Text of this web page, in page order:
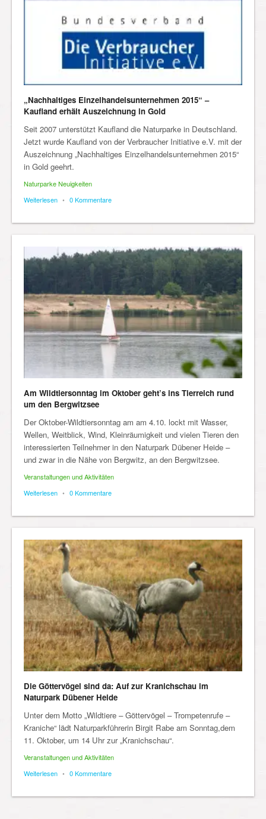
„Nachhaltiges Einzelhandelsunternehmen 2015“ –
Kaufland erhält Auszeichnung in Gold
Seit 2007 unterstützt Kaufland die Naturparke in Deutschland.
Jetzt wurde Kaufland von der Verbraucher Initiative e.V. mit der
Auszeichnung „Nachhaltiges Einzelhandelsunternehmen 2015“
in Gold geehrt.
Naturparke Neuigkeiten
Weiterlesen • 0 Kommentare
Am Wildtiersonntag im Oktober geht’s ins Tierreich rund
um den Bergwitzsee
Der Oktober-Wildtiersonntag am am 4.10. lockt mit Wasser,
Wellen, Weitblick, Wind, Kleinräumigkeit und vielen Tieren den
interessierten Teilnehmer in den Naturpark Dübener Heide –
und zwar in die Nähe von Bergwitz, an den Bergwitzsee.
Veranstaltungen und Aktivitäten
Weiterlesen • 0 Kommentare
Die Göttervögel sind da: Auf zur Kranichschau im
Naturpark Dübener Heide
Unter dem Motto „Wildtiere – Göttervögel – Trompetenrufe –
Kraniche“ lädt Naturparkführerin Birgit Rabe am Sonntag,dem
11. Oktober, um 14 Uhr zur „Kranichschau“.
Veranstaltungen und Aktivitäten
Weiterlesen • 0 Kommentare